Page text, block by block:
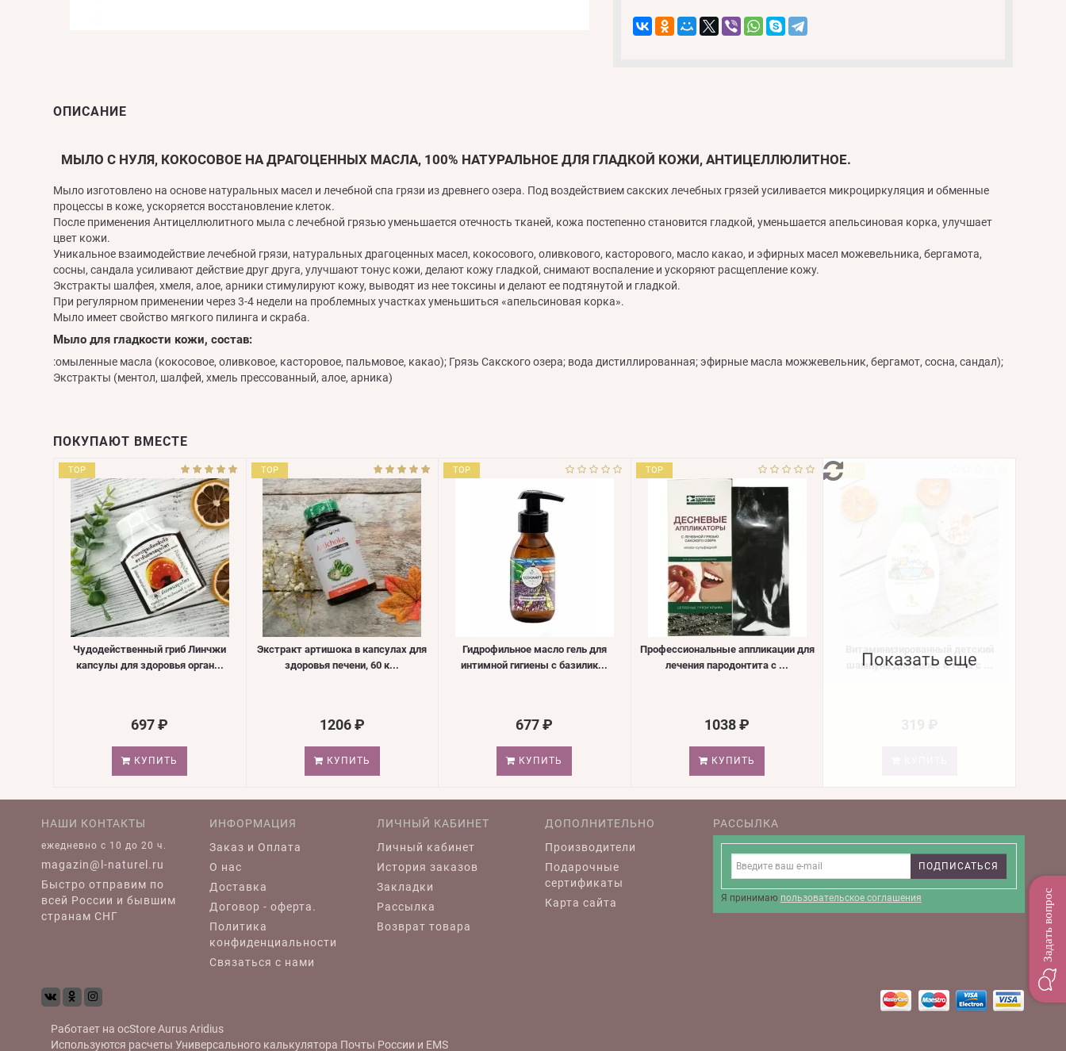
ОПИСАНИЕ
МЫЛО С НУЛЯ, КОКОСОВОЕ НА ДРАГОЦЕННЫХ МАСЛА, 100% НАТУРАЛЬНОЕ ДЛЯ ГЛАДКОЙ КОЖИ, АНТИЦЕЛЛЮЛИТНОЕ.
Мыло изготовлено на основе натуральных масел и лечебной спа грязи из древнего озера. Под воздействием сакских лечебных грязей усиливается микроциркуляция и обменные
процессы в коже, ускоряется восстановление клеток.
После применения Антицеллюлитного мыла с лечебной грязью уменьшается отечность тканей, кожа постепенно становится гладкой, уменьшается апельсиновая корка, улучшает
цвет кожи.
Уникальное взаимодействие лечебной грязи, натуральных драгоценных масел, кокосового, оливкового, касторового, масло какао, и эфирных масел можевельника, бергамота,
сосны, сандала усиливают действие друг друга, улучшают тонус кожи, делают кожу гладкой, снимают воспаление и ускоряют расщепление кожу.
Экстракты шалфея, хмеля, алое, арники стимулируют кожу, выводят из нее токсины и делают ее подтянутой и гладкой.
При регулярном применении через 3-4 недели на проблемных участках уменьшиться «апельсиновая корка».
Мыло имеет свойство мягкого пилинга и скраба.
Мыло для гладкости кожи, состав:
:омыленные масла (кокосовое, оливковое, касторовое, пальмовое, какао); Грязь Сакского озера; вода дистиллированная; эфирные масла можжевельник, бергамот, сосна, сандал);
Экстракты (ментол, шалфей, хмель прессованный, алое, арника)
ПОКУПАЮТ ВМЕСТЕ
TOP
Чудодейственный гриб Линчжи
капсулы для здоровья орган...
697 ₽
КУПИТЬ
TOP
Экстракт артишока в капсулах для
здоровья печени, 60 к...
1206 ₽
КУПИТЬ
TOP
Гидрофильное масло гель для
интимной гигиены с базилик...
677 ₽
КУПИТЬ
TOP
Профессиональные аппликации для
лечения пародонтита с ...
1038 ₽
КУПИТЬ
TOP
шампунь для волос и тела с ...
Показать еще
НАШИ КОНТАКТЫ
ежедневно c 10 до 20 ч.
magazin@l-naturel.ru
Быстро отправим по
всей России и бывшим
странам СНГ
ИНФОРМАЦИЯ
Заказ и Оплата
О нас
Доставка
Договор - оферта.
Политика
конфиденциальности
Связаться с нами
ЛИЧНЫЙ КАБИНЕТ
Личный кабинет
История заказов
Закладки
Рассылка
Возврат товара
ДОПОЛНИТЕЛЬНО
Производители
Подарочные
сертификаты
Карта сайта
РАССЫЛКА
ПОДПИСАТЬСЯ
Я принимаю пользовательское соглашения
Работает на ocStoreAurusAridius
Используются расчеты Универсального калькулятора Почты России и EMS
Задать вопрос